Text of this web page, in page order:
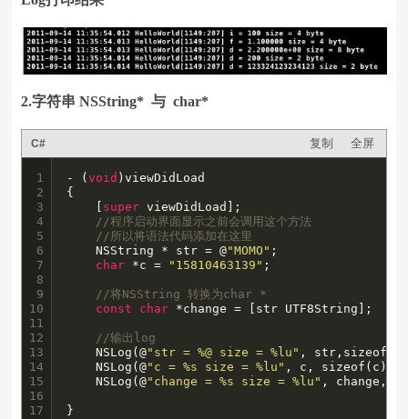
2.字符串 NSString* 与 char*
C# 复制 全屏
1
2
3
4
5
6
7
8
9
10
11
12
13
14
15
16
17
- (void )viewDidLoad
{
super viewDidLoad];
//程序启动界面显示之前会调用这个方法
//所以将语法代码添加在这里
    NSString * str = @
"MOMO" ;
char *c = "15810463139" ;
//将NSString 转换为char *
const
char *change = [str UTF8String];
//输出log
    NSLog(@
"str = %@ size = %lu" ,
    NSLog(@
"c = %s size = %lu" , c, sizeof(c));
    NSLog(@
"change = %s size = %lu" , change,
}